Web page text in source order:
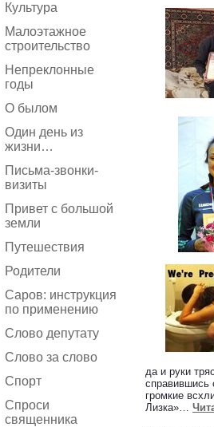
Культура
Малоэтажное
строительство
Непреклонные
годы
О былом
Один день из
жизни…
Письма-звонки-
визиты
Привет с большой
земли
Путешествия
Родители
Саров: инструкция
по применению
Слово депутату
Слово за слово
Спорт
Спроси
священника
да и руки
справившись
громкие
Лизка»…